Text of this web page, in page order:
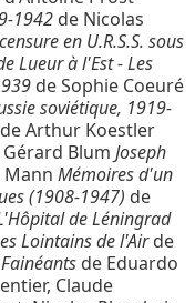
1942 de Nicolas
en U.R.S.S. sous
Lueur à l'Est - Les
de Sophie Coeuré
soviétique, 1919-
de Arthur Koestler
Gérard Blum Joseph
Mann Mémoires d'un
(1908-1947) de
de Léningrad
Lointains de l'Airde
de Eduardo
Claude